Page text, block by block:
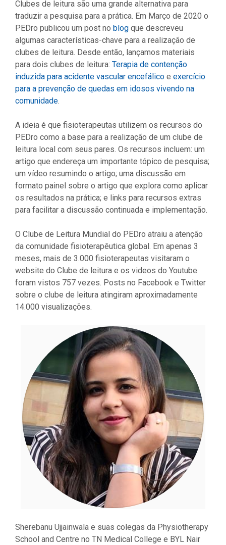
Clubes de leitura são uma grande alternativa para
traduzir a pesquisa para a prática. Em Março de 2020 o
PEDro publicou um post no blog que descreveu
algumas características-chave para a realização de
clubes de leitura. Desde então, lançamos materiais
para dois clubes de leitura: Terapia de contenção
induzida para acidente vascular encefálico e exercício
para a prevenção de quedas em idosos vivendo na
comunidade.
A ideia é que fisioterapeutas utilizem os recursos do
PEDro como a base para a realização de um clube de
leitura local com seus pares. Os recursos incluem: um
artigo que endereça um importante tópico de pesquisa;
um vídeo resumindo o artigo; uma discussão em
formato painel sobre o artigo que explora como aplicar
os resultados na prática; e links para recursos extras
para facilitar a discussão continuada e implementação.
O Clube de Leitura Mundial do PEDro atraiu a atenção
da comunidade fisioterapêutica global. Em apenas 3
meses, mais de 3.000 fisioterapeutas visitaram o
website do Clube de leitura e os videos do Youtube
foram vistos 757 vezes. Posts no Facebook e Twitter
sobre o clube de leitura atingiram aproximadamente
14.000 visualizações.
Sherebanu Ujjainwala e suas colegas da Physiotherapy
School and Centre no TN Medical College e BYL Nair